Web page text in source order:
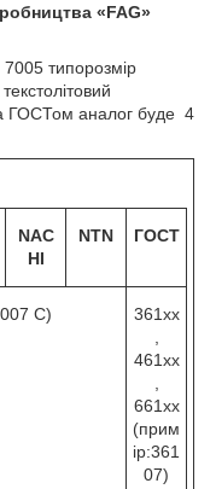
«FAG»
типорозмір
текстолітовий
ГОСТом аналог буде 4
NAC
HI
NTN ГОСТ
C)
361хх
461хх
661хх
(прим
ір:361
07)